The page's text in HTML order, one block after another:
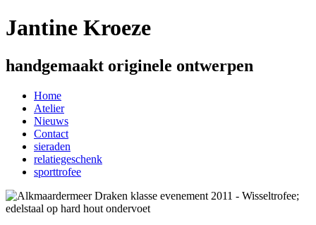
Jantine Kroeze
handgemaakt originele ontwerpen
Home
Atelier
Nieuws
Contact
sieraden
relatiegeschenk
sporttrofee